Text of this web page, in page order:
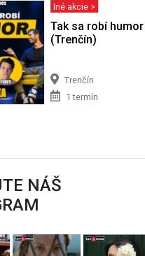
Iné akcie >
Tak sa robí humor
(Trenčín)
Trenčín
1 termín
NÁŠ